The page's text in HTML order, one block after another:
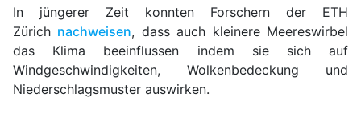
In jüngerer Zeit konnten Forschern der ETH
Zürich nachweisen, dass auch kleinere Meereswirbel
das Klima beeinflussen indem sie sich auf
Windgeschwindigkeiten, Wolkenbedeckung und
Niederschlagsmuster auswirken.